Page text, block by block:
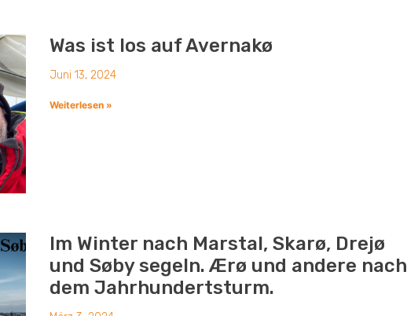
Was ist los auf Avernakø
Juni 13, 2024
Weiterlesen »
Im Winter nach Marstal, Skarø, Drejø
und Søby segeln. Ærø und andere nach
dem Jahrhundertsturm.